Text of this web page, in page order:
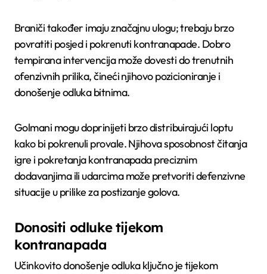
Braniči također imaju značajnu ulogu; trebaju brzo
povratiti posjed i pokrenuti kontranapade. Dobro
tempirana intervencija može dovesti do trenutnih
ofenzivnih prilika, čineći njihovo pozicioniranje i
donošenje odluka bitnima.
Golmani mogu doprinijeti brzo distribuirajući loptu
kako bi pokrenuli provale. Njihova sposobnost čitanja
igre i pokretanja kontranapada preciznim
dodavanjima ili udarcima može pretvoriti defenzivne
situacije u prilike za postizanje golova.
Donositi odluke tijekom
kontranapada
Učinkovito donošenje odluka ključno je tijekom